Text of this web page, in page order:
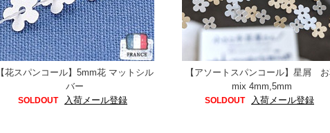
【花スパンコール】5mm花 マットシル
バー
SOLDOUT 入荷メール登録
【アソートスパンコール】星屑
mix 4mm,5mm
SOLDOUT 入荷メール登録